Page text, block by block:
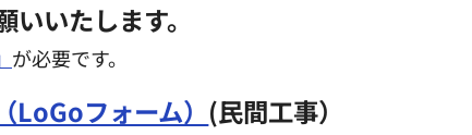
いたします。
が必要です。
フォーム） (民間工事）